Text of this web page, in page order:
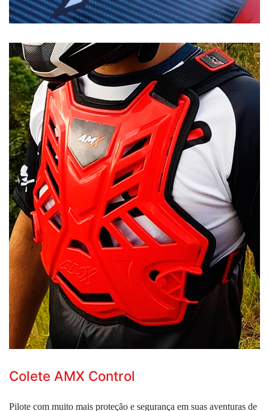
Colete AMX Control
Pilote com muito mais proteção e segurança em suas aventuras de